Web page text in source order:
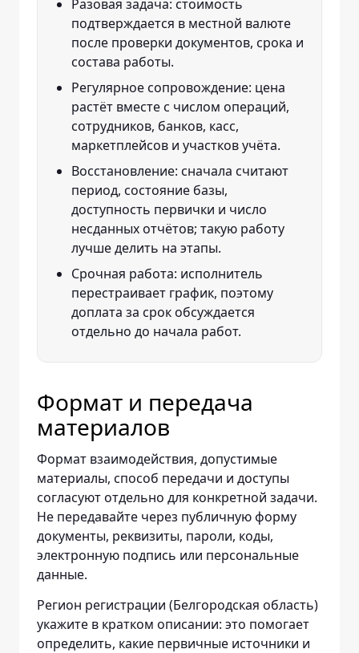
Разовая задача: стоимость
подтверждается в местной валюте
после проверки документов, срока и
состава работы.
Регулярное сопровождение: цена
растёт вместе с числом операций,
сотрудников, банков, касс,
маркетплейсов и участков учёта.
Восстановление: сначала считают
период, состояние базы,
доступность первички и число
несданных отчётов; такую работу
лучше делить на этапы.
Срочная работа: исполнитель
перестраивает график, поэтому
доплата за срок обсуждается
отдельно до начала работ.
Формат и передача
материалов
Формат взаимодействия, допустимые
материалы, способ передачи и доступы
согласуют отдельно для конкретной задачи.
Не передавайте через публичную форму
документы, реквизиты, пароли, коды,
электронную подпись или персональные
данные.
Регион регистрации (Белгородская область)
укажите в кратком описании: это помогает
определить, какие первичные источники и